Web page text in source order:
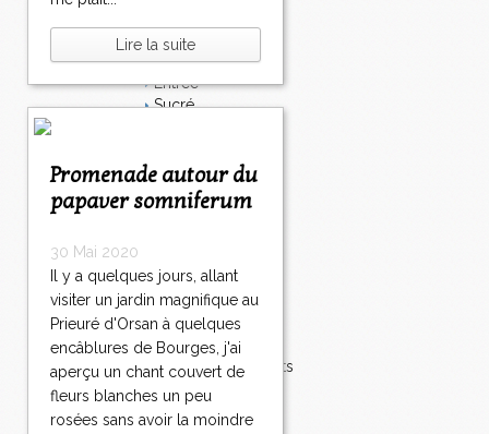
Lire la suite
Promenade autour du
papaver somniferum
30 Mai 2020
Il y a quelques jours, allant
visiter un jardin magnifique au
Prieuré d'Orsan à quelques
encâblures de Bourges, j'ai
aperçu un chant couvert de
fleurs blanches un peu
rosées sans avoir la moindre
Plat
Bavardages
Entrée
Sucré
Fromage
Viande
Fruits
Soupe
Fêtes
Poisson
Accompagnements
Chocolat